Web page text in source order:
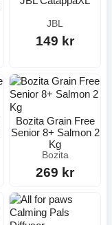
JBL
149 kr
Bozita Grain Free
Senior 8+ Salmon 2
Kg
Bozita
269 kr